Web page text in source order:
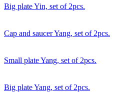
Big plate Yin, set of 2pcs.
Cap and saucer Yang, set of 2pcs.
Small plate Yang, set of 2pcs.
Big plate Yang, set of 2pcs.